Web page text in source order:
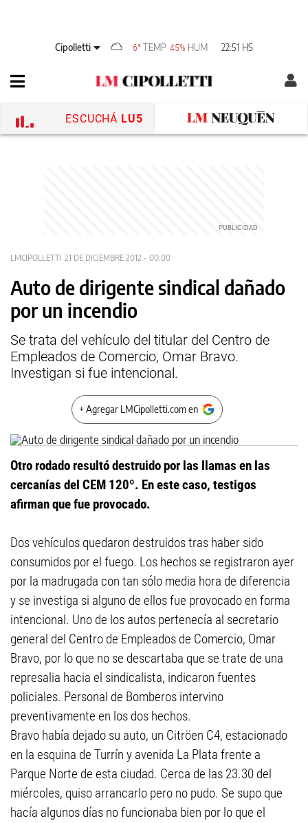
Cipolletti 6° TEMP 45% HUM 22:51 HS
ESCUCHÁ LU5
LMCIPOLLETTI 21 DE DICIEMBRE 2012 - 00:00
Auto de dirigente sindical dañado
por un incendio
Se trata del vehículo del titular del Centro de
Empleados de Comercio, Omar Bravo.
Investigan si fue intencional.
+ Agregar LMCipolletti.com en
Otro rodado resultó destruido por las llamas en las
cercanías del CEM 120º. En este caso, testigos
afirman que fue provocado.
Dos vehículos quedaron destruidos tras haber sido
consumidos por el fuego. Los hechos se registraron ayer
por la madrugada con tan sólo media hora de diferencia
y se investiga si alguno de ellos fue provocado en forma
intencional. Uno de los autos pertenecía al secretario
general del Centro de Empleados de Comercio, Omar
Bravo, por lo que no se descartaba que se trate de una
represalia hacia el sindicalista, indicaron fuentes
policiales. Personal de Bomberos intervino
preventivamente en los dos hechos.
Bravo había dejado su auto, un Citröen C4, estacionado
en la esquina de Turrín y avenida La Plata frente a
Parque Norte de esta ciudad. Cerca de las 23.30 del
miércoles, quiso arrancarlo pero no pudo. Se supo que
hacía algunos días no funcionaba bien por lo que el